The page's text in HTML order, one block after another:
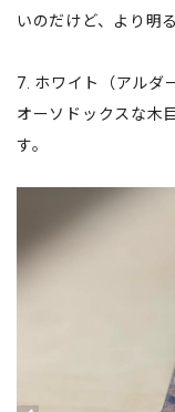
いのだけど、より明
7. ホワイト（アルダ
オーソドックスな木
す。